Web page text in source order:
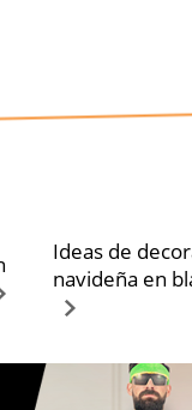
Ideas de
navideña en